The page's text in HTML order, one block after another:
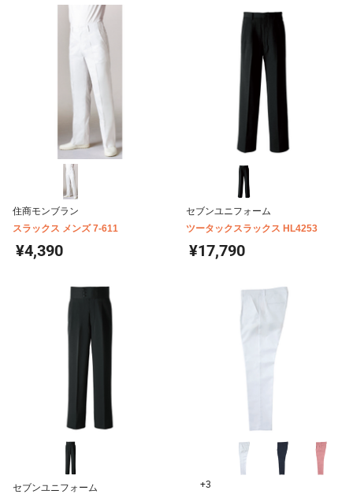
住商モンブラン
スラックス メンズ 7-611
¥4,390
セブンユニフォーム
ツータックスラックス HL4253
¥17,790
セブンユニフォーム
+3